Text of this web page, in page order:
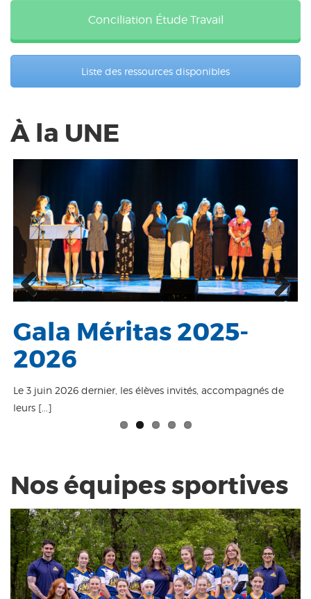
Conciliation Étude Travail
Liste des ressources disponibles
À la UNE
Graduation 2025-
2026
Gala Méritas 2025-
2026
Le 3 juin 2026 dernier, les élèves invités, accompagnés de
leurs [...]
Gala des activités
2025-2026
Le camping chez
Francigne
Taktika à La
Frontalière
Nos équipes sportives